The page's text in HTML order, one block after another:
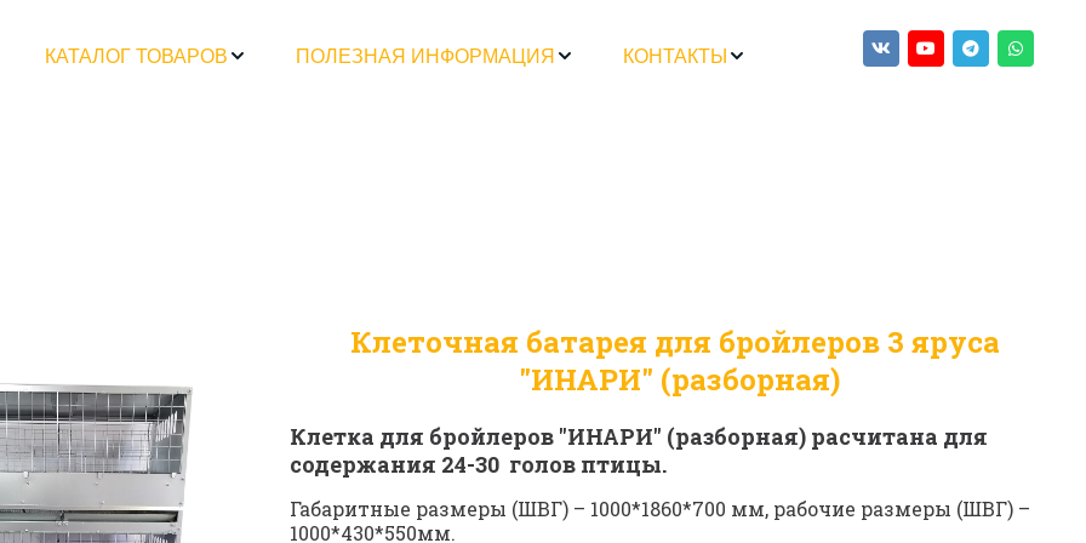
КАТАЛОГ ТОВАРОВ ПОЛЕЗНАЯ ИНФОРМАЦИЯ КОНТАКТЫ
Клеточная батарея для бройлеров 3 яруса
"ИНАРИ" (разборная)
Клетка для бройлеров "ИНАРИ" (разборная) расчитана для
содержания 24-30  голов птицы.
Габаритные размеры (ШВГ) – 1000*1860*700 мм, рабочие размеры (ШВГ) –
1000*430*550мм.